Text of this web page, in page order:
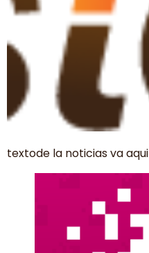
textode la noticias va aqui